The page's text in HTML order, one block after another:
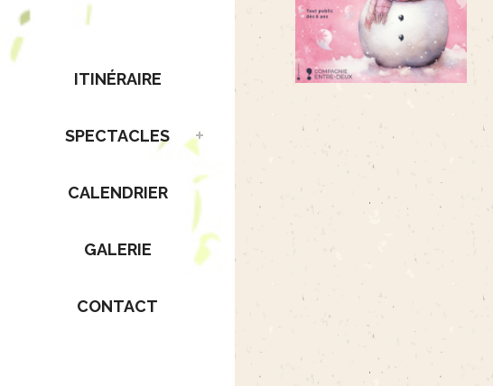
ITINÉRAIRE
SPECTACLES
CALENDRIER
GALERIE
CONTACT